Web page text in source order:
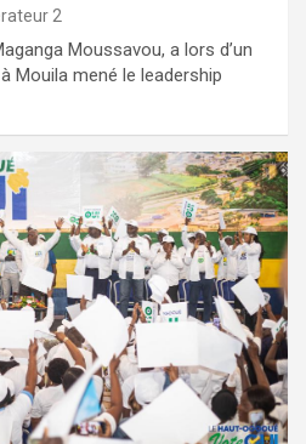
2
Moussavou, a lors d’un
Mouila mené le leadership